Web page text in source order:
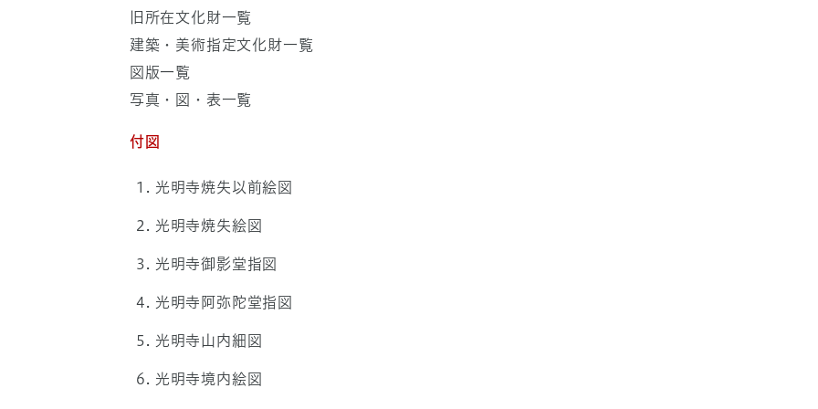
旧所在文化財一覧
建築・美術指定文化財一覧
図版一覧
写真・図・表一覧
付図
光明寺焼失以前絵図
光明寺焼失絵図
光明寺御影堂指図
光明寺阿弥陀堂指図
光明寺山内細図
光明寺境内絵図